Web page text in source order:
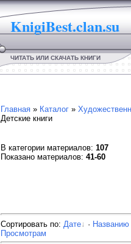
KnigiBest.clan.su
ЧИТАТЬ ИЛИ СКАЧАТЬ КНИГИ
Главная » Каталог »
Детские книги
В категории материалов: 107
Показано материалов: 41-60
Сортировать по: Дате · Названию
Просмотрам